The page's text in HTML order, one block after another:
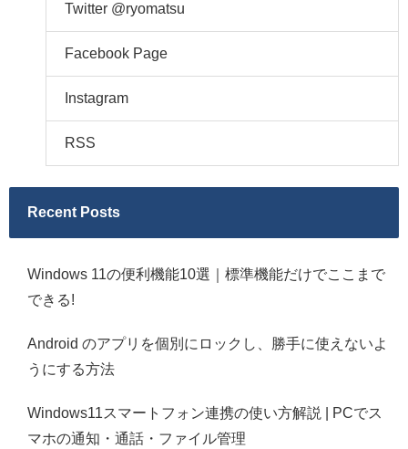
Twitter @ryomatsu
Facebook Page
Instagram
RSS
Recent Posts
Windows 11の便利機能10選｜標準機能だけでここまで
できる!
Android のアプリを個別にロックし、勝手に使えないよ
うにする方法
Windows11スマートフォン連携の使い方解説 | PCでス
マホの通知・通話・ファイル管理